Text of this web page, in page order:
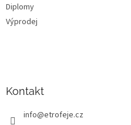
Diplomy
Výprodej
Kontakt
info@etrofeje.cz